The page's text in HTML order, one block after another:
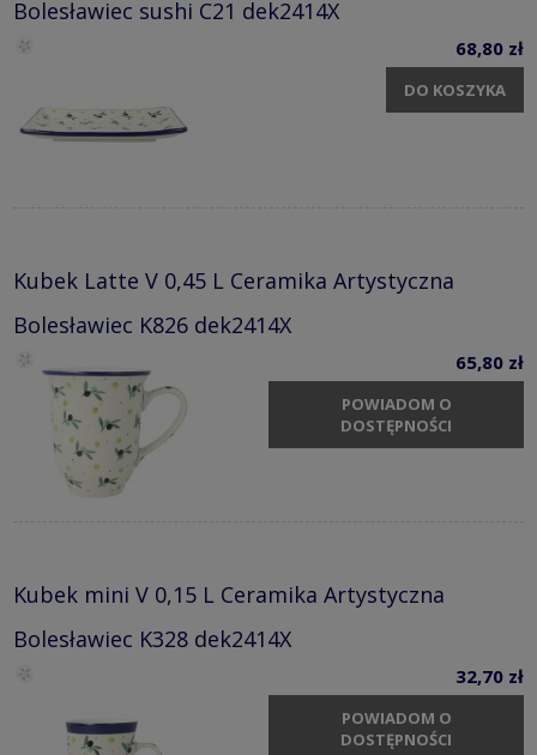
Bolesławiec sushi C21 dek2414X
68,80 zł
DO KOSZYKA
Kubek Latte V 0,45 L Ceramika Artystyczna
Bolesławiec K826 dek2414X
65,80 zł
POWIADOM O
DOSTĘPNOŚCI
Kubek mini V 0,15 L Ceramika Artystyczna
Bolesławiec K328 dek2414X
32,70 zł
POWIADOM O
DOSTĘPNOŚCI